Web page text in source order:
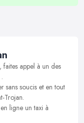
appel à un des
sans soucis et en tout
Trojan.
ligne un taxi à